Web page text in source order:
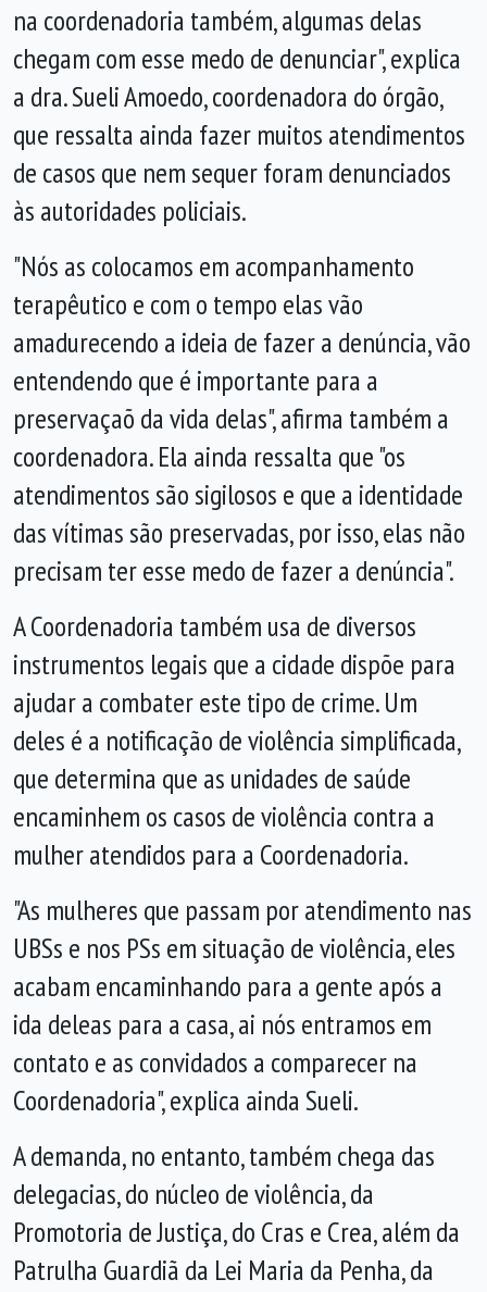
na coordenadoria também, algumas delas
chegam com esse medo de denunciar", explica
a dra. Sueli Amoedo, coordenadora do órgão,
que ressalta ainda fazer muitos atendimentos
de casos que nem sequer foram denunciados
às autoridades policiais.
"Nós as colocamos em acompanhamento
terapêutico e com o tempo elas vão
amadurecendo a ideia de fazer a denúncia, vão
entendendo que é importante para a
preservaçaõ da vida delas", afirma também a
coordenadora. Ela ainda ressalta que "os
atendimentos são sigilosos e que a identidade
das vítimas são preservadas, por isso, elas não
precisam ter esse medo de fazer a denúncia".
A Coordenadoria também usa de diversos
instrumentos legais que a cidade dispõe para
ajudar a combater este tipo de crime. Um
deles é a notificação de violência simplificada,
que determina que as unidades de saúde
encaminhem os casos de violência contra a
mulher atendidos para a Coordenadoria.
"As mulheres que passam por atendimento nas
UBSs e nos PSs em situação de violência, eles
acabam encaminhando para a gente após a
ida deleas para a casa, ai nós entramos em
contato e as convidados a comparecer na
Coordenadoria", explica ainda Sueli.
A demanda, no entanto, também chega das
delegacias, do núcleo de violência, da
Promotoria de Justiça, do Cras e Crea, além da
Patrulha Guardiã da Lei Maria da Penha, da